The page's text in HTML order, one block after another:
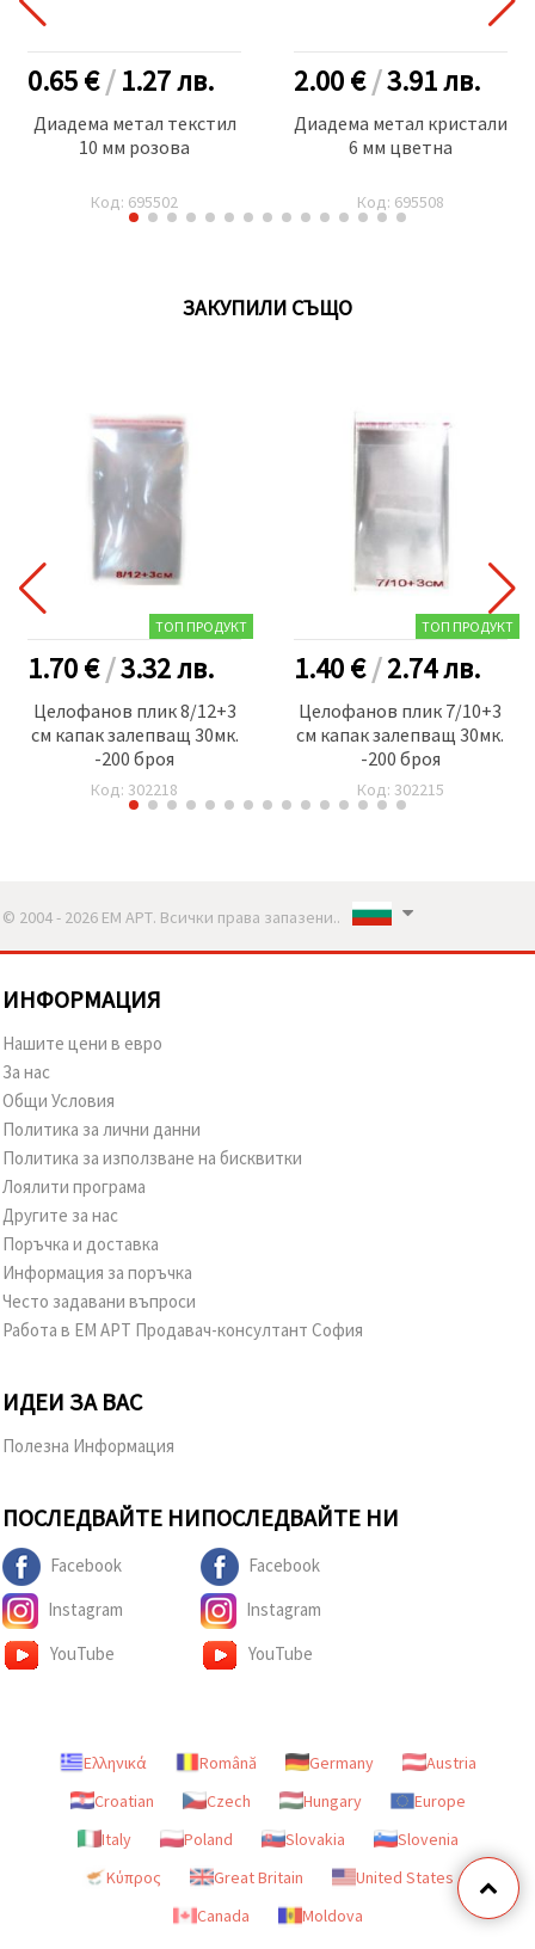
0.65 €/1.27лв.
Диадема метал текстил
10 мм розова
Код: 695502
2.00 €/3.91лв.
Диадема метал кристали
6 мм цветна
Код: 695508
ЗАКУПИЛИ СЪЩО
ТОП ПРОДУКТ
1.70 €/3.32лв.
Целофанов плик 8/12+3
см капак залепващ 30мк.
-200 броя
Код: 302218
ТОП ПРОДУКТ
1.40 €/2.74лв.
Целофанов плик 7/10+3
см капак залепващ 30мк.
-200 броя
Код: 302215
© 2004 - 2026 ЕМ АРТ. Всички права запазени..
ИНФОРМАЦИЯ
Нашите цени в евро
За нас
Общи Условия
Политика за лични данни
Политика за използване на бисквитки
Лоялити програма
Другите за нас
Поръчка и доставка
Информация за поръчка
Често задавани въпроси
Работа в ЕМ АРТ Продавач-консултант София
ИДЕИ ЗА ВАС
Полезна Информация
ПОСЛЕДВАЙТЕ НИ
Facebook
Instagram
YouTube
ПОСЛЕДВАЙТЕ НИ
Facebook
Instagram
YouTube
Ελληνικά Română Germany
Austria
Croatian
Czech Hungary
Europe
Italy
Poland Slovakia
Slovenia
Κύπρος
Great Britain
United States
Canada
Moldova